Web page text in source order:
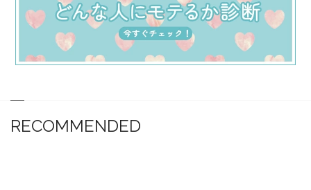
RECOMMENDED